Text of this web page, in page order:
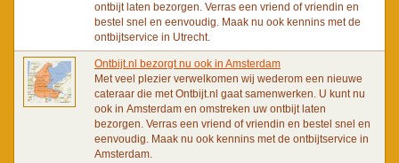
ontbijt laten bezorgen. Verras een vriend of vriendin en
bestel snel en eenvoudig. Maak nu ook kennins met de
ontbijtservice in Utrecht.
Ontbijt.nl bezorgt nu ook in Amsterdam
Met veel plezier verwelkomen wij wederom een nieuwe
cateraar die met Ontbijt.nl gaat samenwerken. U kunt nu
ook in Amsterdam en omstreken uw ontbijt laten
bezorgen. Verras een vriend of vriendin en bestel snel en
eenvoudig. Maak nu ook kennins met de ontbijtservice in
Amsterdam.